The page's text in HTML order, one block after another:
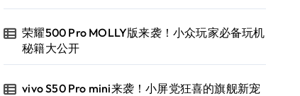
荣耀500 Pro MOLLY版来袭！小众玩家必备玩机
秘籍大公开
vivo S50 Pro mini来袭！小屏党狂喜的旗舰新宠